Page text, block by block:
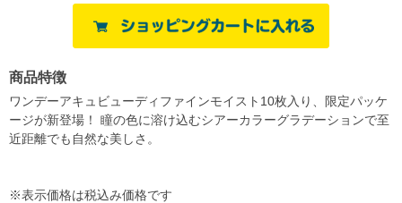
商品特徴
ワンデーアキュビューディファインモイスト10枚入り、限定パッケ
ージが新登場！ 瞳の色に溶け込むシアーカラーグラデーションで至
近距離でも自然な美しさ。
※表示価格は税込み価格です